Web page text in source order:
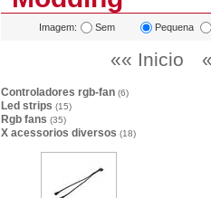
Imagem: Sem Pequena
«« Inicio
Controladores rgb-fan (6)
Led strips (15)
Rgb fans (35)
X acessorios diversos (18)